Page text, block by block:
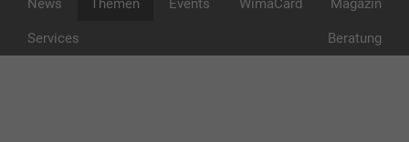
News Themen Events WimaCard Magazin
Services Beratung